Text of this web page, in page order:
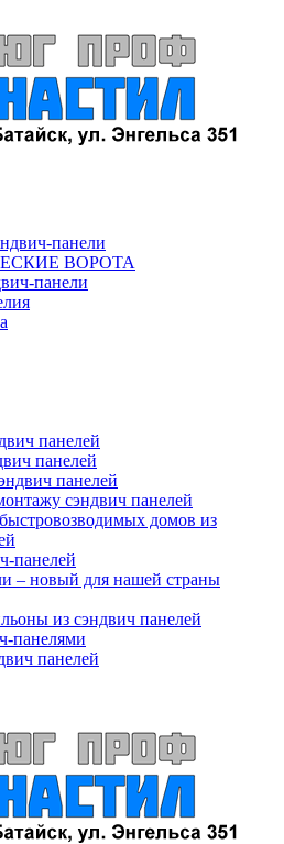
панели
ВОРОТА
панели
панелей
панелей
панелей
сэндвич панелей
домов из
панелей
– новый для нашей страны
из сэндвич панелей
панелями
панелей